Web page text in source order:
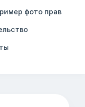
фото прав